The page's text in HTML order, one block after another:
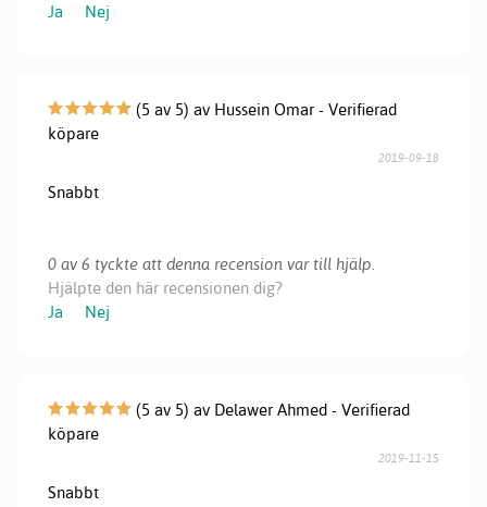
Ja
Nej
(5 av 5) av Hussein Omar - Verifierad
köpare
2019-09-18
Snabbt
0 av 6 tyckte att denna recension var till hjälp.
Hjälpte den här recensionen dig?
Ja
Nej
(5 av 5) av Delawer Ahmed - Verifierad
köpare
2019-11-15
Snabbt